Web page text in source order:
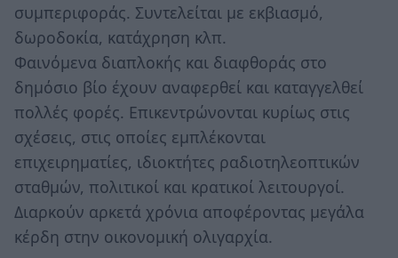
συμπεριφοράς. Συντελείται με εκβιασμό,
δωροδοκία, κατάχρηση κλπ.
Φαινόμενα διαπλοκής και διαφθοράς στο
δημόσιο βίο έχουν αναφερθεί και καταγγελθεί
πολλές φορές. Επικεντρώνονται κυρίως στις
σχέσεις, στις οποίες εμπλέκονται
επιχειρηματίες, ιδιοκτήτες ραδιοτηλεοπτικών
σταθμών, πολιτικοί και κρατικοί λειτουργοί.
Διαρκούν αρκετά χρόνια αποφέροντας μεγάλα
κέρδη στην οικονομική ολιγαρχία.